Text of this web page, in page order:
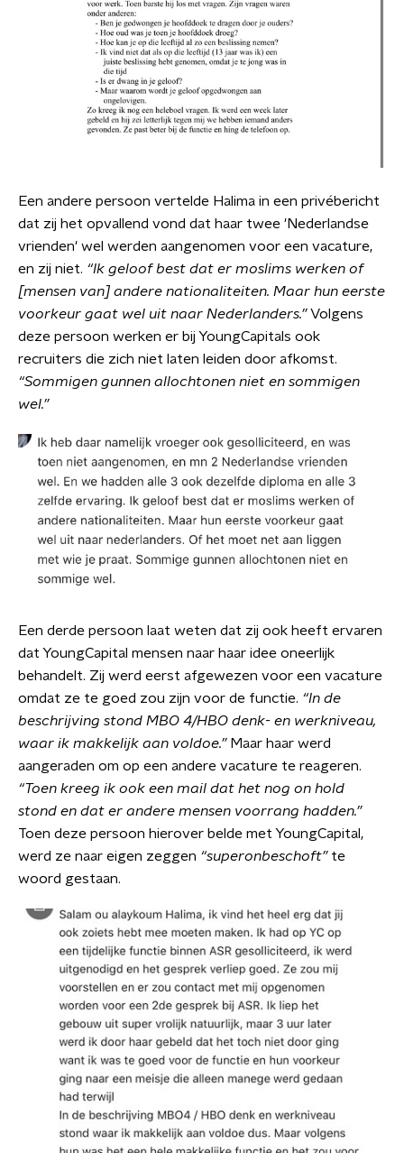
Een andere persoon vertelde Halima in een privébericht
dat zij het opvallend vond dat haar twee 'Nederlandse
vrienden' wel werden aangenomen voor een vacature,
en zij niet. “Ik geloof best dat er moslims werken of
[mensen van] andere nationaliteiten. Maar hun eerste
voorkeur gaat wel uit naar Nederlanders.”Volgens
deze persoon werken er bij YoungCapitals ook
recruiters die zich niet laten leiden door afkomst.
“Sommigen gunnen allochtonen niet en sommigen
wel.”
Een derde persoon laat weten dat zij ook heeft ervaren
dat YoungCapital mensen naar haar idee oneerlijk
behandelt. Zij werd eerst afgewezen voor een vacature
omdat ze te goed zou zijn voor de functie. “In de
beschrijving stond MBO 4/HBO denk- en werkniveau,
waar ik makkelijk aan voldoe.”Maar haar werd
aangeraden om op een andere vacature te reageren.
“Toen kreeg ik ook een mail dat het nog on hold
stond en dat er andere mensen voorrang hadden.”
Toen deze persoon hierover belde met YoungCapital,
werd ze naar eigen zeggen “superonbeschoft”te
woord gestaan.